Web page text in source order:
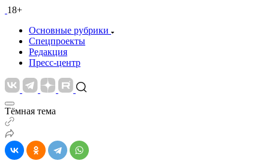
18+
Основные рубрики
Спецпроекты
Редакция
Пресс-центр
Тёмная тема